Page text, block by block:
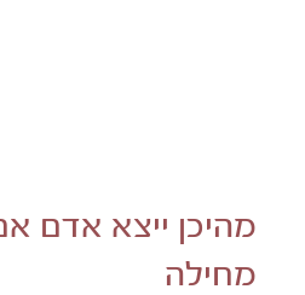
מהיכן ייצא אדם
מחילה